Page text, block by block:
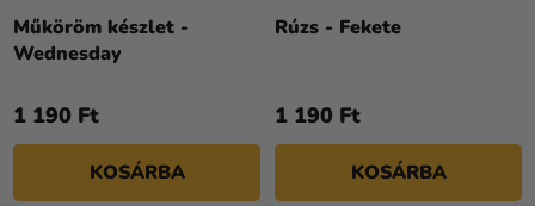
Műköröm készlet -
Wednesday
1 190 Ft
KOSÁRBA
Rúzs - Fekete
1 190 Ft
KOSÁRBA